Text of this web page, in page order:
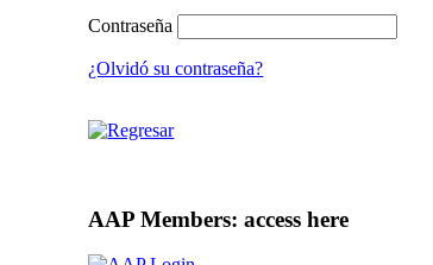
Contraseña
¿Olvidó su contraseña?
AAP Members: access here